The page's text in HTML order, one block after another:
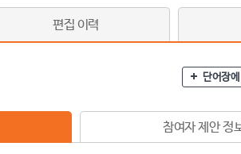
편집 이력
단어장
참여자 제안 정